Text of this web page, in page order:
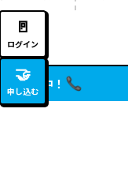
🚪
ログイン
🤝
申し込む
グ実施中！